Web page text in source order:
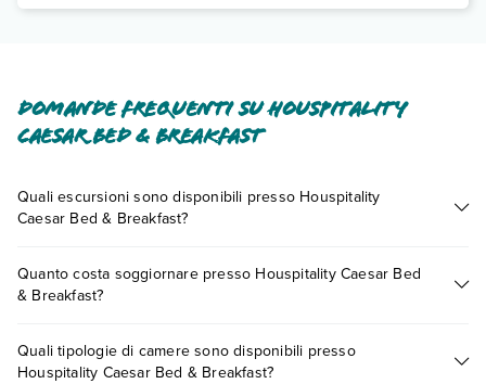
Domande frequenti su Houspitality
Caesar Bed & Breakfast
Quali escursioni sono disponibili presso Houspitality
Caesar Bed & Breakfast?
presso Houspitality Caesar Bed & Breakfast. Scoprile tutte
nellasezione dedicata
Quanto costa soggiornare presso Houspitality Caesar Bed
& Breakfast?
variare in base a vari fattori (per es. date, condizioni dell'hotel,
ecc). Per consultare i prezzi, compila il motore di ricerca e
Quali tipologie di camere sono disponibili presso
Houspitality Caesar Bed & Breakfast?